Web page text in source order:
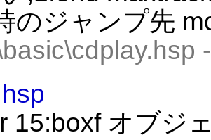
のジャンプ先
15:boxf オブジ